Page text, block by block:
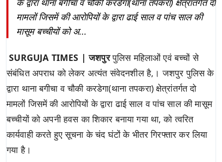
मामलों जिसमें की आरोपियों के द्वारा ढाई साल व पांच साल की
मासूम बच्चीयों को अ...
SURGUJA TIMES | जशपुरपुलिस महिलाओं एवं बच्चों से
संबंधित अपराध को लेकर अत्यंत संवेदनशील है,। जशपुर पुलिस के
द्वारा थाना बगीचा व चौकी करडेगा(थाना तपकरा) क्षेत्रांतर्गत दो
मामलों जिसमें की आरोपियों के द्वारा ढाई साल व पांच साल की मासूम
बच्चीयों को अपनी हवस का शिकार बनाया गया था, को त्वरित
कार्यवाही करते हुए सूचना के चंद घंटों के भीतर गिरफ्तार कर लिया
गया है।